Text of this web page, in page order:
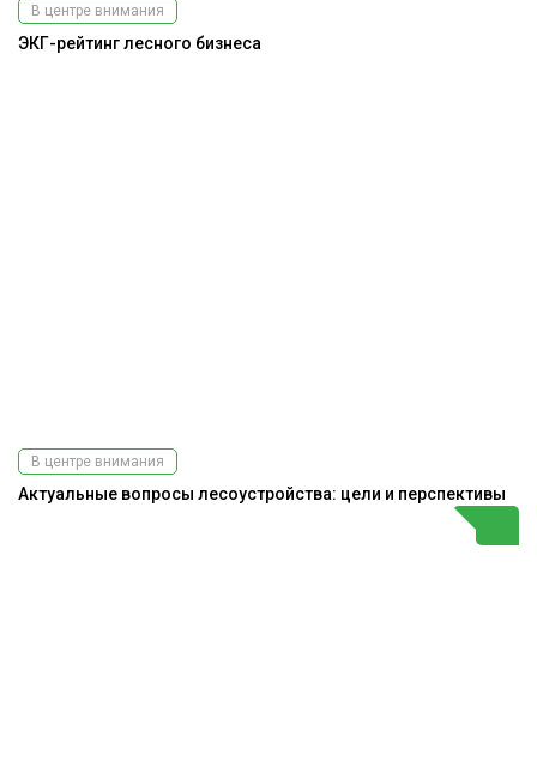
В центре внимания
ЭКГ-рейтинг лесного бизнеса
В центре внимания
Актуальные вопросы лесоустройства: цели и перспективы